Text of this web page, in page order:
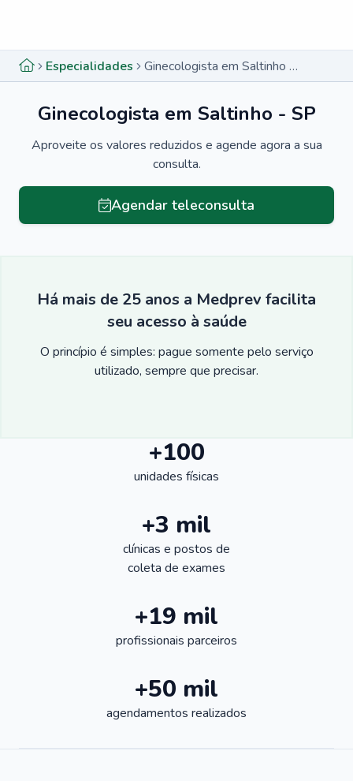
Especialidades Ginecologista em Saltinho - SP
Ginecologista em Saltinho - SP
Aproveite os valores reduzidos e agende agora a sua
consulta.
Agendar teleconsulta
Há mais de 25 anos a Medprev facilita
seu acesso à saúde
O princípio é simples: pague somente pelo serviço
utilizado, sempre que precisar.
+100
unidades físicas
+3 mil
clínicas e postos de
coleta de exames
+19 mil
profissionais parceiros
+50 mil
agendamentos realizados